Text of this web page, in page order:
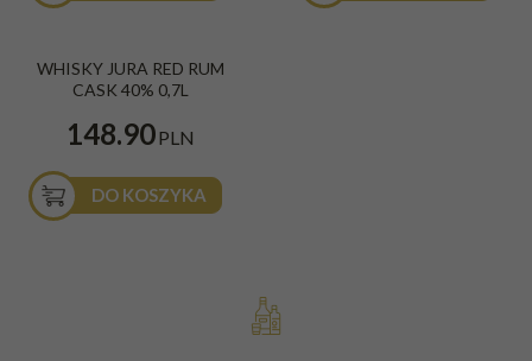
WHISKY JURA RED RUM
CASK 40% 0,7L
148.90PLN
DO KOSZYKA